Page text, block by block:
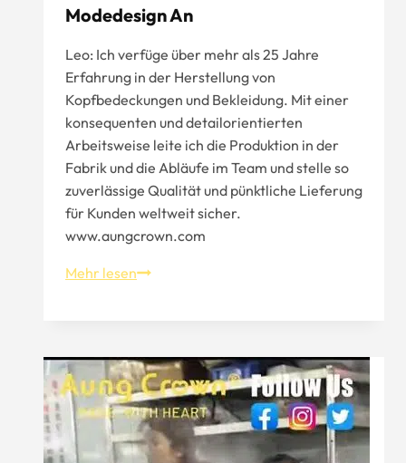
Modedesign An
Leo: Ich verfüge über mehr als 25 Jahre
Erfahrung in der Herstellung von
Kopfbedeckungen und Bekleidung. Mit einer
konsequenten und detailorientierten
Arbeitsweise leite ich die Produktion in der
Fabrik und die Abläufe im Team und stelle so
zuverlässige Qualität und pünktliche Lieferung
für Kunden weltweit sicher.
www.aungcrown.com
Mehr lesenPassen
mit
Ihrem
Modedesign
an